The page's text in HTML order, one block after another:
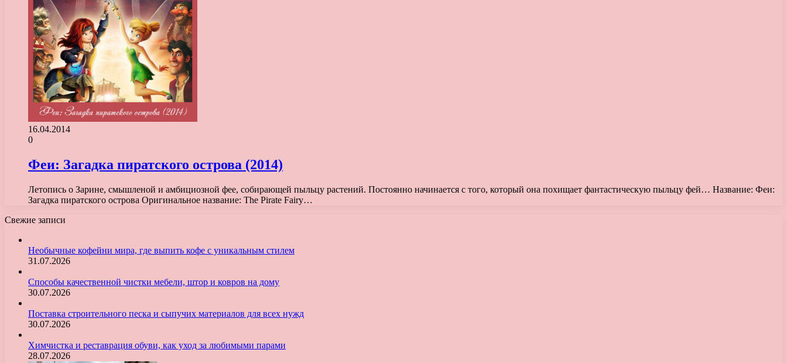
16.04.2014
0
Феи: Загадка пиратского острова (2014)
Летопись о Зарине, смышленой и амбициозной фее, собирающей пыльцу растений. Постоянно начинается с того, который она похищает фантастическую пыльцу фей… Название: Феи:
Загадка пиратского острова Оригинальное название: The Pirate Fairy…
Свежие записи
Необычные кофейни мира, где выпить кофе с уникальным стилем
31.07.2026
Способы качественной чистки мебели, штор и ковров на дому
30.07.2026
Поставка строительного песка и сыпучих материалов для всех нужд
30.07.2026
Химчистка и реставрация обуви, как уход за любимыми парами
28.07.2026